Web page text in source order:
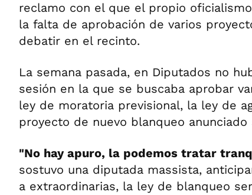
reclamo con el que el propio
la falta de aprobación de varios
debatir en el recinto.
La semana pasada, en Diputados no
sesión en la que se buscaba aprobar
ley de moratoria previsional, la ley de
proyecto de nuevo blanqueo anunciado
"No hay apuro, la podemos tratar
sostuvo una diputada massista,
a extraordinarias, la ley de blanqueo